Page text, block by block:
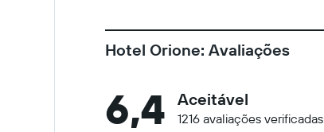
Hotel Orione: Avaliações
6,4 Aceitável
1216 avaliações verificadas